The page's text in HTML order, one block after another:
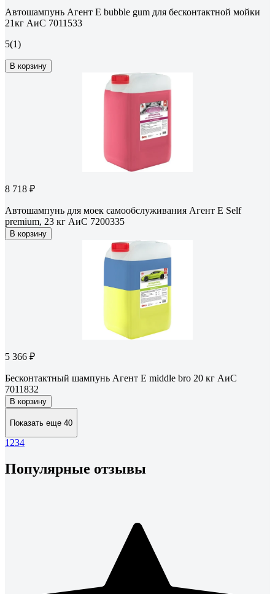
Автошампунь Агент Е bubble gum для бесконтактной мойки
21кг АиС 7011533
5(1)
В корзину
8 718 ₽
Автошампунь для моек самообслуживания Агент Е Self
premium, 23 кг АиС 7200335
В корзину
5 366 ₽
Бесконтактный шампунь Агент Е middle bro 20 кг АиС
7011832
В корзину
Показать еще 40
1 234
Популярные отзывы